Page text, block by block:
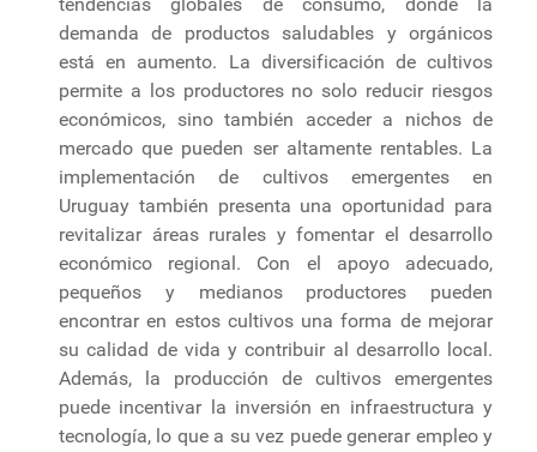
demanda de productos saludables y orgánicos
está en aumento. La diversificación de cultivos
permite a los productores no solo reducir riesgos
económicos, sino también acceder a nichos de
mercado que pueden ser altamente rentables. La
implementación de cultivos emergentes en
Uruguay también presenta una oportunidad para
revitalizar áreas rurales y fomentar el desarrollo
económico regional. Con el apoyo adecuado,
pequeños y medianos productores pueden
encontrar en estos cultivos una forma de mejorar
su calidad de vida y contribuir al desarrollo local.
Además, la producción de cultivos emergentes
puede incentivar la inversión en infraestructura y
tecnología, lo que a su vez puede generar empleo y